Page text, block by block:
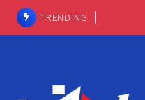
TRENDING